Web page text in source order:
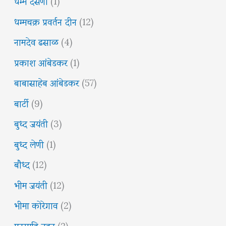
धम्मचक्र प्रवर्तन दीन(12)
नामदेव ढसाळ(4)
प्रकाश आंबेडकर(1)
बाबासाहेब आंबेडकर(57)
बार्टी(9)
बुध्द जयंती(3)
बुध्द लेणी(1)
बौध्द(12)
भीम जयंती(12)
भीमा कोरेगाव(2)